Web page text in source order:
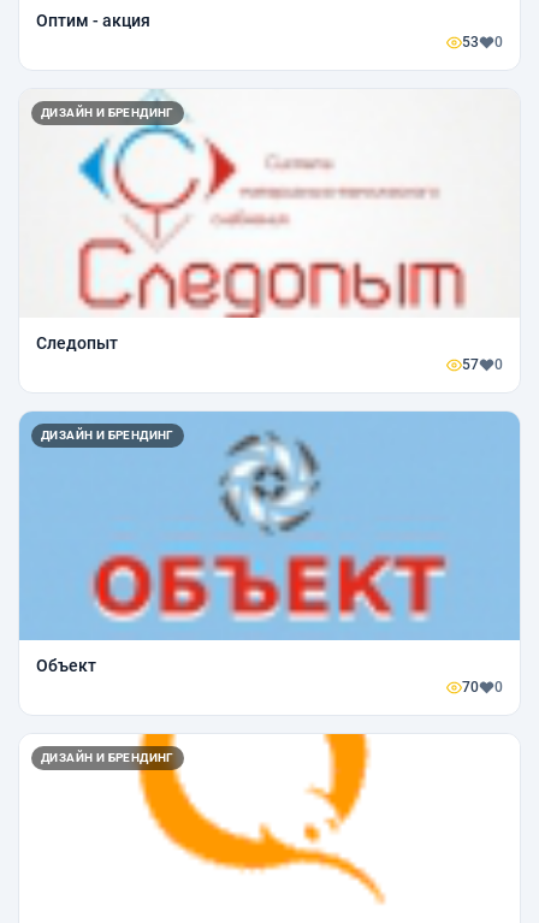
Оптим - акция
53 0
ДИЗАЙН И БРЕНДИНГ
Следопыт
57 0
ДИЗАЙН И БРЕНДИНГ
Объект
70 0
ДИЗАЙН И БРЕНДИНГ